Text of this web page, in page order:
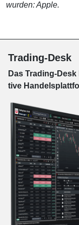
wurden: Apple.
Trading-Desk
Das Trading-
tive